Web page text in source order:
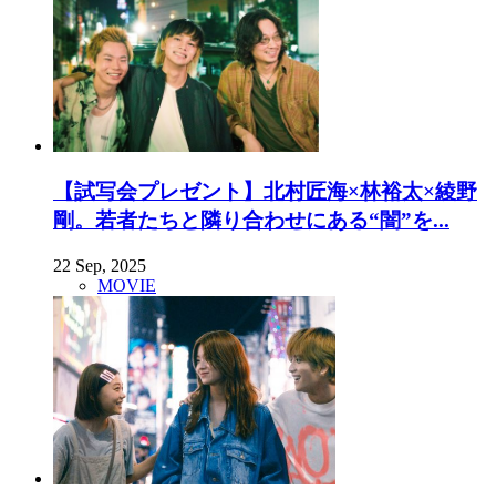
【試写会プレゼント】北村匠海×林裕太×綾野
剛。若者たちと隣り合わせにある“闇”を...
22 Sep, 2025
MOVIE